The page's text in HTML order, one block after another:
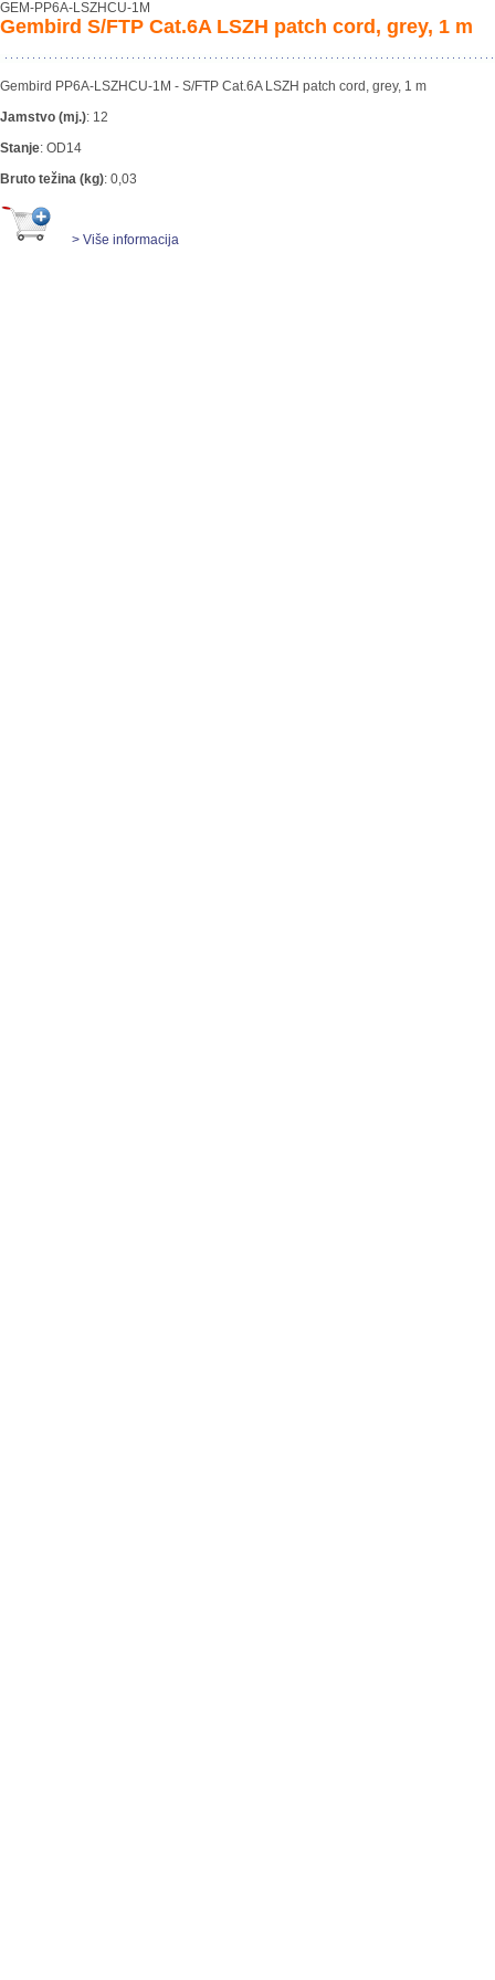
GEM-PP6A-LSZHCU-1M
Gembird S/FTP Cat.6A LSZH patch cord, grey, 1 m
Gembird PP6A-LSZHCU-1M - S/FTP Cat.6A LSZH patch cord, grey, 1 m
Jamstvo (mj.): 12
Stanje: OD14
Bruto težina (kg): 0,03
> Više informacija